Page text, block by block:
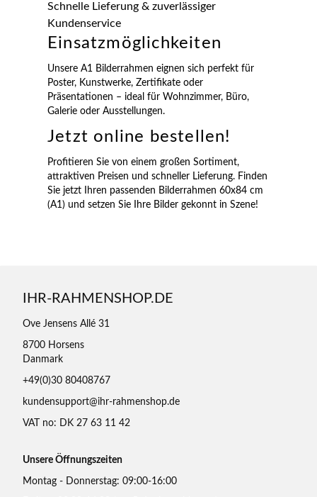
Schnelle Lieferung & zuverlässiger
Kundenservice
Einsatzmöglichkeiten
Unsere A1 Bilderrahmen eignen sich perfekt für
Poster, Kunstwerke, Zertifikate oder
Präsentationen – ideal für Wohnzimmer, Büro,
Galerie oder Ausstellungen.
Jetzt online bestellen!
Profitieren Sie von einem großen Sortiment,
attraktiven Preisen und schneller Lieferung. Finden
Sie jetzt Ihren passenden Bilderrahmen 60x84 cm
(A1) und setzen Sie Ihre Bilder gekonnt in Szene!
IHR-RAHMENSHOP.DE
Ove Jensens Allé 31
8700 Horsens
Danmark
+49(0)30 80408767
kundensupport@ihr-rahmenshop.de
VAT no: DK 27 63 11 42
Unsere Öffnungszeiten
Montag - Donnerstag: 09:00-16:00